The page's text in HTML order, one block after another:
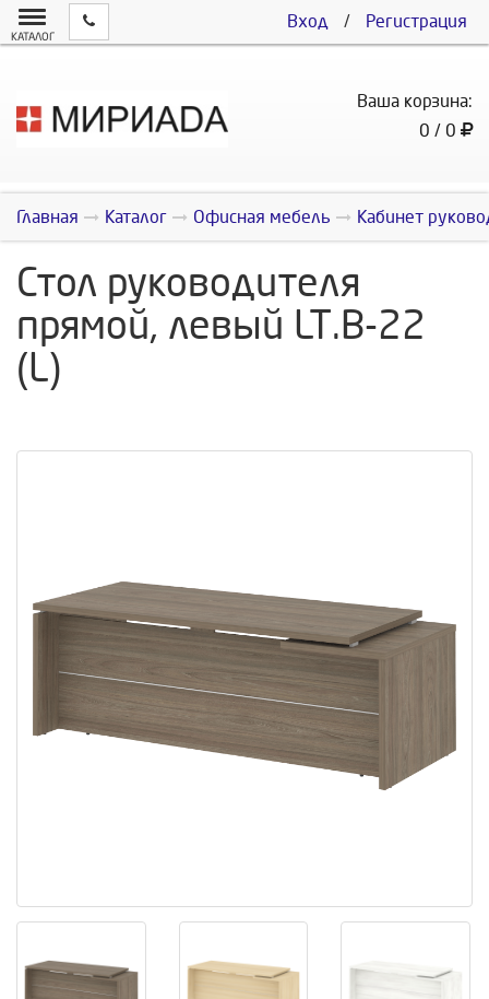
Вход / Регистрация
КАТАЛОГ
Ваша корзина:
0 / 0
Главная Каталог Офисная мебель Кабинет
Стол руководителя
прямой, левый LT.В-22
(L)